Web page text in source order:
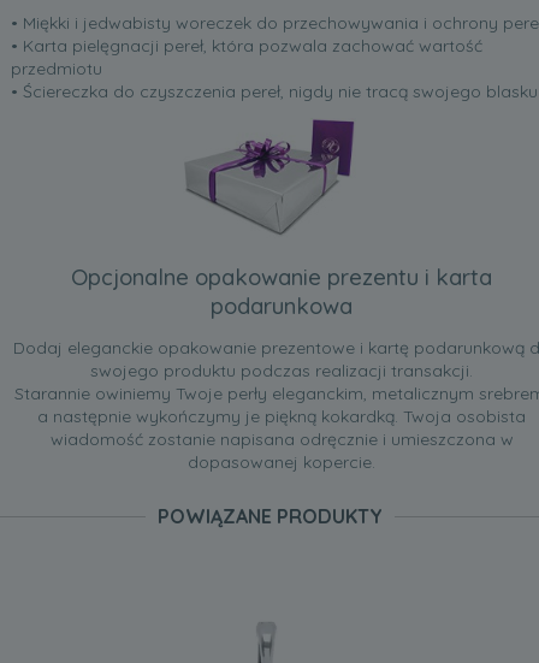
• Miękki i jedwabisty woreczek do przechowywania i ochrony
• Karta pielęgnacji pereł, która pozwala zachować wartość
przedmiotu
• Ściereczka do czyszczenia pereł, nigdy nie tracą swojego
Opcjonalne opakowanie prezentu i karta
podarunkowa
Dodaj eleganckie opakowanie prezentowe i kartę podarunkową
swojego produktu podczas realizacji transakcji.
Starannie owiniemy Twoje perły eleganckim, metalicznym
a następnie wykończymy je piękną kokardką. Twoja osobista
wiadomość zostanie napisana odręcznie i umieszczona w
dopasowanej kopercie.
POWIĄZANE PRODUKTY